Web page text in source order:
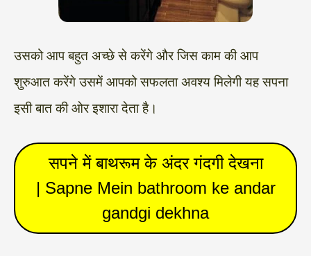
उसको आप बहुत अच्छे से करेंगे और जिस काम की आप
शुरुआत करेंगे उसमें आपको सफलता अवश्य मिलेगी यह सपना
इसी बात की ओर इशारा देता है।
सपने में बाथरूम के अंदर गंदगी देखना
| Sapne Mein bathroom ke andar
gandgi dekhna